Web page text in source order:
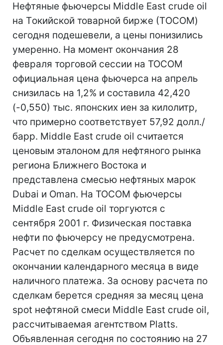
Нефтяные фьючерсы Middle East crude oil
на Tокийской товарной бирже (ТOCOM)
сегодня подешевели, а цены понизились
умеренно. На момент окончания 28
февраля торговой сессии на TOCOM
официальная цена фьючерса на апрель
снизилась на 1,2% и составила 42,420
(-0,550) тыс. японских иен за килолитр,
что примерно соответствует 57,92 долл./
барр. Middle East crude oil считается
ценовым эталоном для нефтяного рынка
региона Ближнего Востока и
представлена смесью нефтяных марок
Dubai и Oman. На TOCOM фьючерсы
Middle East crude oil торгуются с
сентября 2001 г. Физическая поставка
нефти по фьючерсу не предусмотрена.
Расчет по сделкам осуществляется по
окончании календарного месяца в виде
наличного платежа. За основу расчета по
сделкам берется средняя за месяц цена
spot нефтяной смеси Middle East crude oil,
рассчитываемая агентством Platts.
Объявленная сегодня по состоянию на 27